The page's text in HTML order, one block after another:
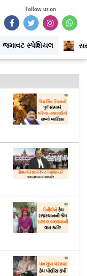
Follow us on
જમાવટ સ્પેશિયલ